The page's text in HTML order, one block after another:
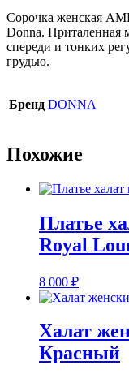
Сорочка женская
Donna. Приталенная
спереди и тонких
грудью.
Бренд DONNA
Похожие
Платье
Royal
8 000 ₽
Халат
Красный